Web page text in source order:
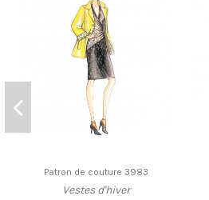
Patron de couture 3983
Vestes d'hiver